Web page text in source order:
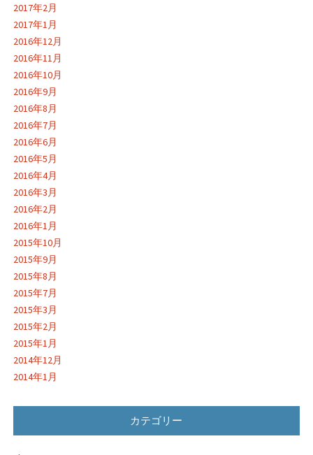
2017年2月
2017年1月
2016年12月
2016年11月
2016年10月
2016年9月
2016年8月
2016年7月
2016年6月
2016年5月
2016年4月
2016年3月
2016年2月
2016年1月
2015年10月
2015年9月
2015年8月
2015年7月
2015年3月
2015年2月
2015年1月
2014年12月
2014年1月
カテゴリー